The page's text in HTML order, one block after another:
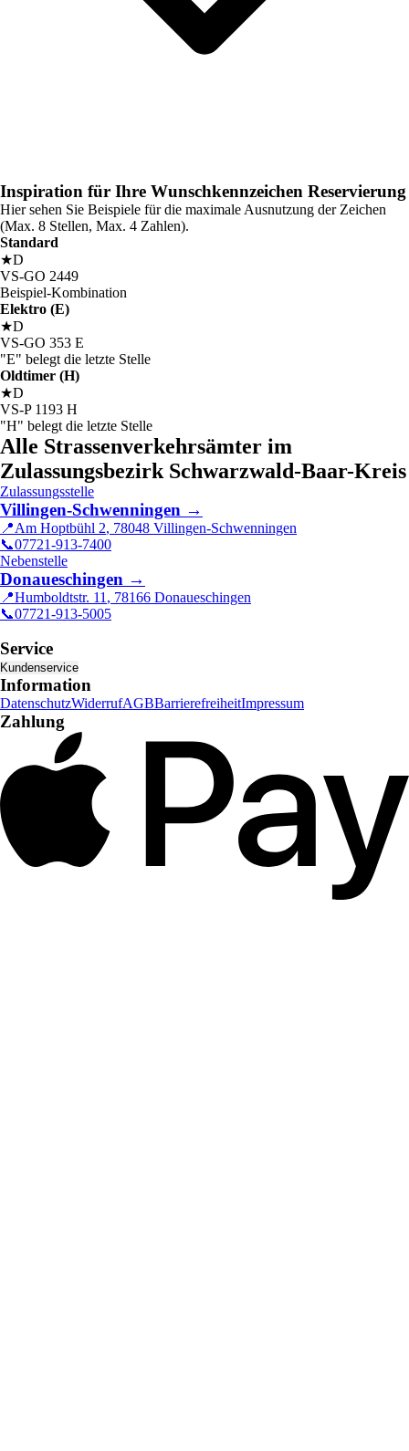
Inspiration für Ihre Wunschkennzeichen Reservierung
Hier sehen Sie Beispiele für die maximale Ausnutzung der Zeichen
(Max. 8 Stellen, Max. 4 Zahlen).
Standard
★D
VS-GO 2449
Beispiel-Kombination
Elektro (E)
★D
VS-GO 353 E
"E" belegt die letzte Stelle
Oldtimer (H)
★D
VS-P 1193 H
"H" belegt die letzte Stelle
Alle Strassenverkehrsämter im
Zulassungsbezirk Schwarzwald-Baar-Kreis
Zulassungsstelle
Villingen-Schwenningen →
📍Am Hoptbühl 2, 78048 Villingen-Schwenningen
📞07721-913-7400
Nebenstelle
Donaueschingen →
📍Humboldtstr. 11 , 78166 Donaueschingen
📞07721-913-5005
Service
Kundenservice
Information
DatenschutzWiderrufAGBBarrierefreiheitImpressum
Zahlung